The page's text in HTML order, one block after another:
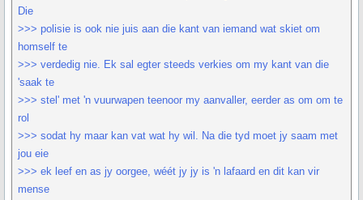
Die
>>> polisie is ook nie juis aan die kant van iemand wat skiet om
homself te
>>> verdedig nie. Ek sal egter steeds verkies om my kant van die
'saak te
>>> stel' met 'n vuurwapen teenoor my aanvaller, eerder as om om te
rol
>>> sodat hy maar kan vat wat hy wil. Na die tyd moet jy saam met
jou eie
>>> ek leef en as jy oorgee, wéét jy jy is 'n lafaard en dit kan vir
mense